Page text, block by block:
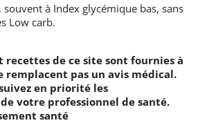
souvent à Index glycémique bas, sans
Low carb.
recettes de ce site sont fournies à
pas un avis médical.
en priorité les
votre professionnel de santé.
santé